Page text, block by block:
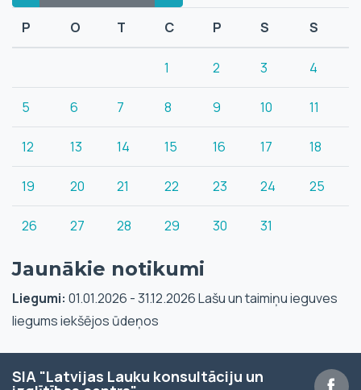
P O T C P S S
1 2 3 4
5 6 7 8 9 10 11
12 13 14 15 16 17 18
19 20 21 22 23 24 25
26 27 28 29 30 31
Jaunākie notikumi
Liegumi: 01.01.2026 - 31.12.2026 Lašu un taimiņu ieguves
liegums iekšējos ūdeņos
SIA "Latvijas Lauku konsultāciju un